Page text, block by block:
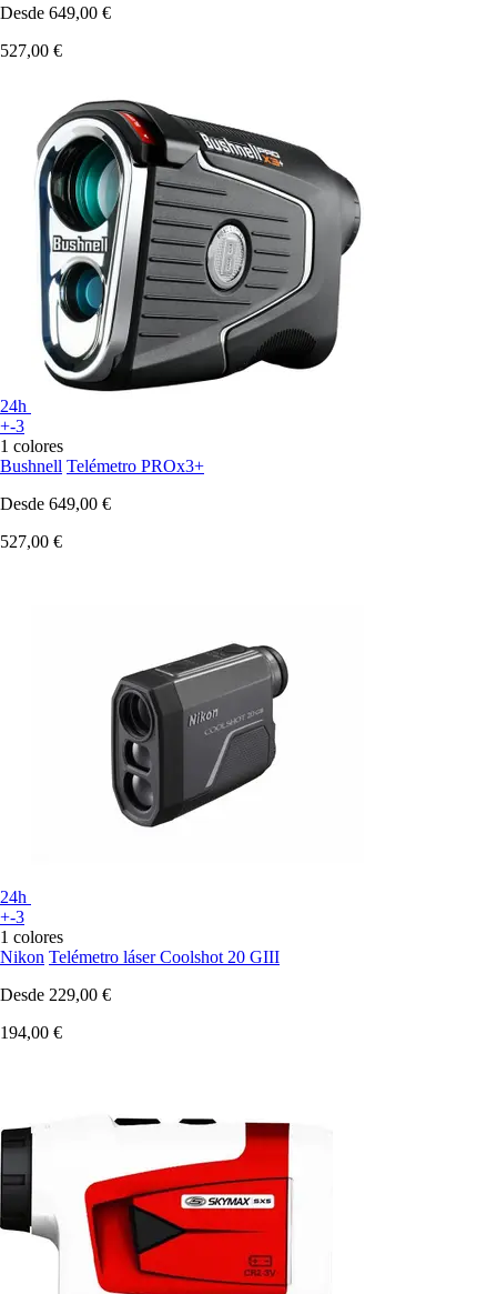
Desde 649,00 €
527,00 €
24h
+-3
1 colores
Bushnell Telémetro PROx3+
Desde 649,00 €
527,00 €
24h
+-3
1 colores
Nikon Telémetro láser Coolshot 20 GIII
Desde 229,00 €
194,00 €